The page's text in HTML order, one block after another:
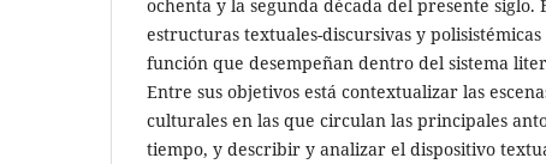
ochenta y la segunda década del presente siglo.
estructuras textuales-discursivas y
función que desempeñan dentro del sistema
Entre sus objetivos está contextualizar las
culturales en las que circulan las principales
tiempo, y describir y analizar el dispositivo